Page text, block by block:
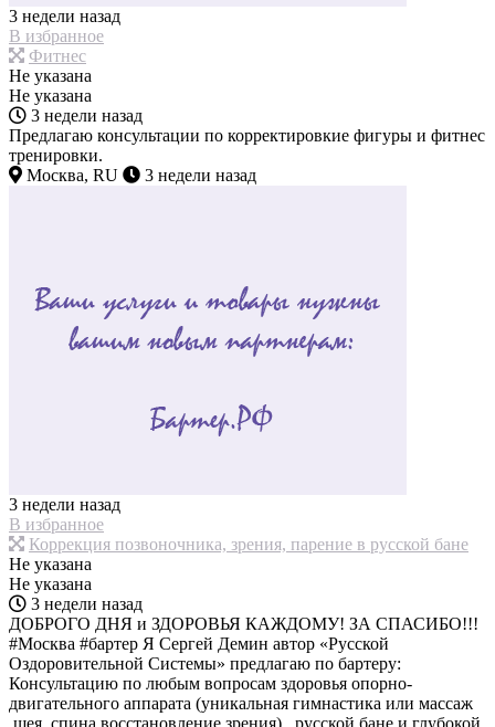
3 недели назад
В избранное
Фитнес
Не указана
Не указана
3 недели назад
Предлагаю консультации по корректировкие фигуры и фитнес
тренировки.
Москва, RU
3 недели назад
3 недели назад
В избранное
Коррекция позвоночника, зрения, парение в русской бане
Не указана
Не указана
3 недели назад
ДОБРОГО ДНЯ и ЗДОРОВЬЯ КАЖДОМУ! ЗА СПАСИБО!!!
#Москва #бартер Я Сергей Демин автор «Русской
Оздоровительной Системы» предлагаю по бартеру:
Консультацию по любым вопросам здоровья опорно-
двигательного аппарата (уникальная гимнастика или массаж
,шея, спина восстановление зрения) , русской бане и глубокой